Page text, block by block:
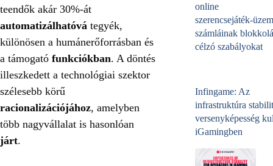
teendők akár 30%-át
automatizálhatóvá tegyék,
különösen a humánerőforrásban és
a támogató funkciókban. A döntés
illeszkedett a technológiai szektor
szélesebb körű
racionalizációjához, amelyben
több nagyvállalat is hasonlóan
járt.
online
számláinak
célzó szabályokat
Infingame: Az
infrastruktúra
versenyképesség
iGamingben